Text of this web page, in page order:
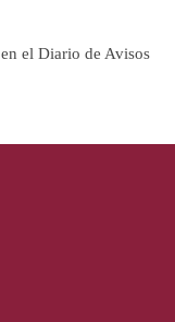
el Diario de Avisos